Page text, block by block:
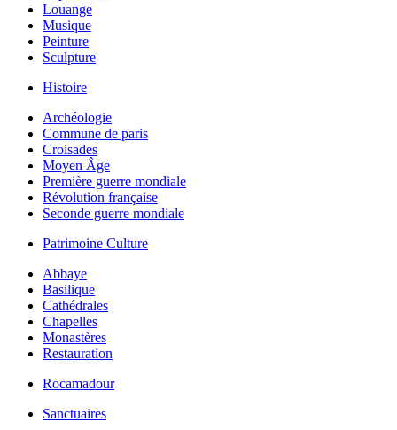
Louange
Musique
Peinture
Sculpture
Histoire
Archéologie
Commune de paris
Croisades
Moyen Âge
Première guerre mondiale
Révolution française
Seconde guerre mondiale
Patrimoine Culture
Abbaye
Basilique
Cathédrales
Chapelles
Monastères
Restauration
Rocamadour
Sanctuaires